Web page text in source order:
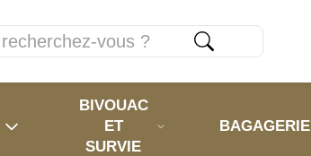
BIVOUAC
ET
SURVIE
BAGAGERIE